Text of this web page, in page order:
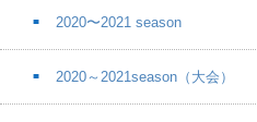
2020〜2021 season
2020～2021season（大会）